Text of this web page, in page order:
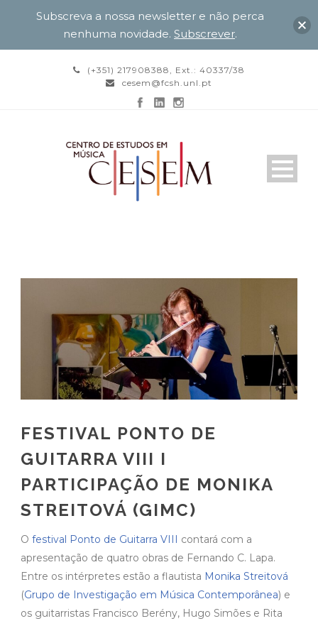
(+351) 217908388, Ext.: 40337/38
cesem@fcsh.unl.pt
FESTIVAL PONTO DE
GUITARRA VIII I
PARTICIPAÇÃO DE MONIKA
STREITOVÁ (GIMC)
O festival Ponto de Guitarra VIII
contará com a
apresentação de quatro obras de Fernando C. Lapa.
Entre os intérpretes estão a flautista Monika Streitová
(Grupo de Investigação em Música Contemporânea) e
os guitarristas Francisco Berény, Hugo Simões e Rita
Subscreva a nossa newsletter e não perca
nenhuma novidade. Subscrever.